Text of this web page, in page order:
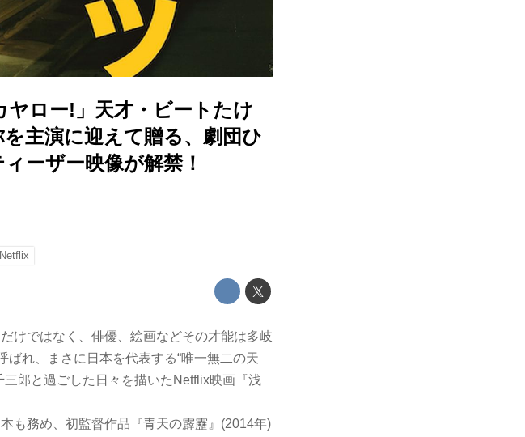
ロー!」天才・ビートたけ
主演に迎えて贈る、劇団ひ
ーザー映像が解禁！
Netflix
けではなく、俳優、絵画などその才能は多岐
ばれ、まさに日本を代表する“唯一無二の天
郎と過ごした日々を描いたNetflix映画『浅
も務め、初監督作品『青天の霹靂』(2014年)